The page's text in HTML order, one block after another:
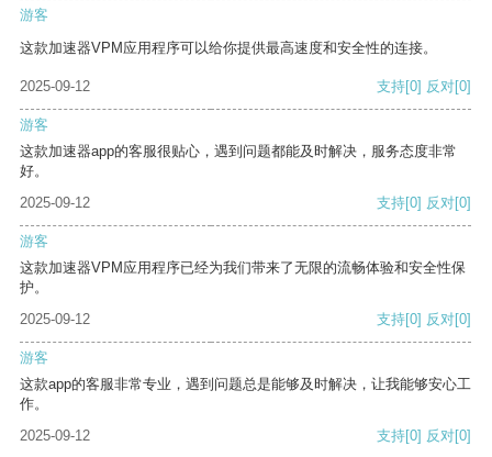
游客
这款加速器VPM应用程序可以给你提供最高速度和安全性的连接。
2025-09-12 支持[0] 反对[0]
游客
这款加速器app的客服很贴心，遇到问题都能及时解决，服务态度非常
好。
2025-09-12
支持[0] 反对[0]
游客
这款加速器VPM应用程序已经为我们带来了无限的流畅体验和安全性保
护。
2025-09-12
支持[0] 反对[0]
游客
这款app的客服非常专业，遇到问题总是能够及时解决，让我能够安心工
作。
2025-09-12
支持[0] 反对[0]